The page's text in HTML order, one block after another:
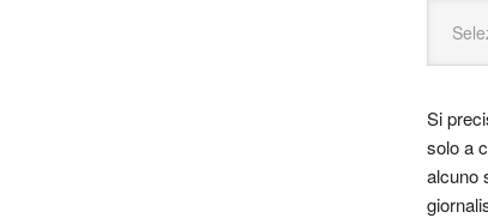
Si
solo a
alcuno